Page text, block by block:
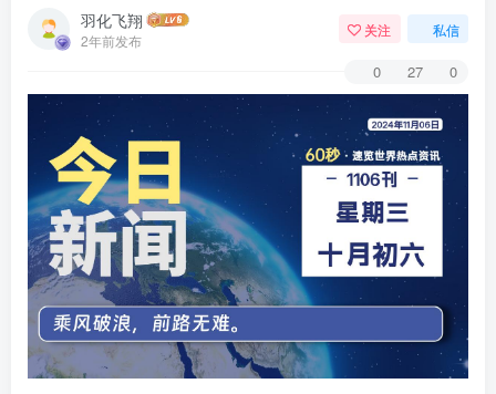
羽化飞翔
2年前发布
关注 私信
0 27 0